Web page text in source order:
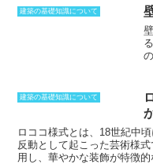
建築の基礎知識について
建築の基礎知識について
ロココ様式とは、18世紀中
反動として起こった芸術様式
用し、華やかな装飾が特徴的